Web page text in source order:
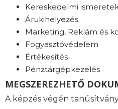
Kereskedelmi
Árukihelyezés
Marketing, Reklám és
Fogyasztóvédelem
Értékesítés
Pénztárgépkezelés
MEGSZEREZHETŐ
A képzés végén